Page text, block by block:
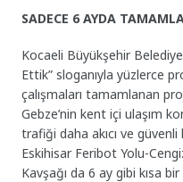
SADECE 6 AYDA
Kocaeli Büyükşehir
Ettik” sloganıyla yüzlerce
çalışmaları tamamlanan
Gebze’nin kent içi ulaşım
trafiği daha akıcı ve
Eskihisar Feribot Yolu-
Kavşağı da 6 ay gibi kısa